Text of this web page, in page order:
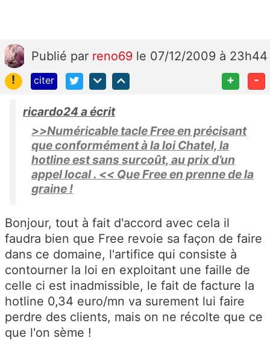
Publié par reno69 le 07/12/2009 à 23h44
!
citer + -
ricardo24 a écrit
>>Numéricable tacle Free en précisant
que conformément à la loi Chatel, la
hotline est sans surcoût, au prix d’un
appel local . << Que Free en prenne de la
graine !
Bonjour, tout à fait d'accord avec cela il
faudra bien que Free revoie sa façon de faire
dans ce domaine, l'artifice qui consiste à
contourner la loi en exploitant une faille de
celle ci est inadmissible, le fait de facture la
hotline 0,34 euro/mn va surement lui faire
perdre des clients, mais on ne récolte que ce
que l'on sème !